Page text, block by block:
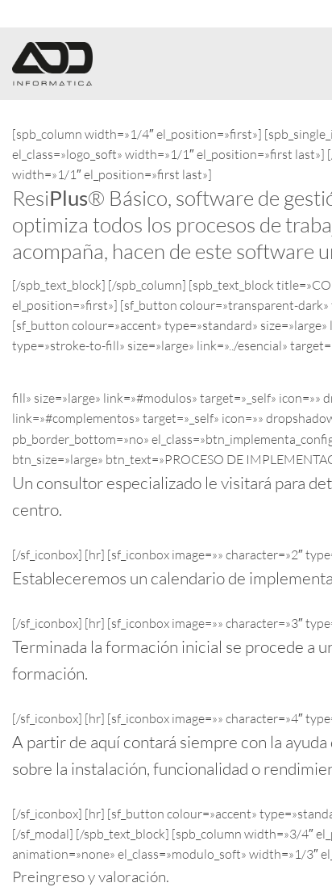
contenido
[spb_column width=»1/4″ el_position=»first»]
el_class=»logo_soft» width=»1/1″ el_position=»first
width=»1/1″ el_position=»first last»]
ResiPlus® Básico, software de
optimiza todos los procesos de
acompaña, hacen de este software
[/spb_text_block] [/spb_column] [spb_text_block
el_position=»first»] [sf_button colour=»transparent-dark»
[sf_button colour=»accent» type=»standard»
type=»stroke-to-fill» size=»large» link=»../esencial»
fill» size=»large» link=»#modulos» target=»_self»
link=»#complementos» target=»_self» icon=»»
pb_border_bottom=»no»
btn_size=»large» btn_text=»PROCESO DE
Un consultor especializado le visitará para
centro.
[/sf_iconbox] [hr] [sf_iconbox image=»» character=»2″
Estableceremos un calendario de
[/sf_iconbox] [hr] [sf_iconbox image=»» character=»3″
Terminada la formación inicial se procede a
formación.
[/sf_iconbox] [hr] [sf_iconbox image=»» character=»4″
A partir de aquí contará siempre con la
sobre la instalación, funcionalidad o
[/sf_iconbox] [hr] [sf_button colour=»accent»
[/sf_modal] [/spb_text_block] [spb_column width=»3/4″
animation=»none» el_class=»modulo_soft» width=»1/3″
Preingreso y valoración.